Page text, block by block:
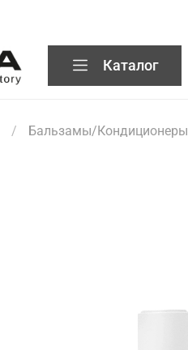
Каталог
Бальзамы/Кондиционеры